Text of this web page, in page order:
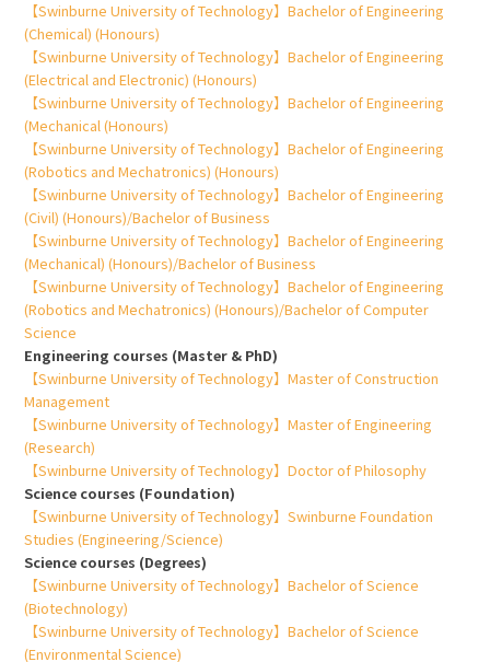
【Swinburne University of Technology】Bachelor of Engineering
(Chemical) (Honours)
【Swinburne University of Technology】Bachelor of Engineering
(Electrical and Electronic) (Honours)
【Swinburne University of Technology】Bachelor of Engineering
(Mechanical (Honours)
【Swinburne University of Technology】Bachelor of Engineering
(Robotics and Mechatronics) (Honours)
【Swinburne University of Technology】Bachelor of Engineering
(Civil) (Honours)/Bachelor of Business
【Swinburne University of Technology】Bachelor of Engineering
(Mechanical) (Honours)/Bachelor of Business
【Swinburne University of Technology】Bachelor of Engineering
(Robotics and Mechatronics) (Honours)/Bachelor of Computer
Science
Engineering courses (Master & PhD)
【Swinburne University of Technology】Master of Construction
Management
【Swinburne University of Technology】Master of Engineering
(Research)
【Swinburne University of Technology】Doctor of Philosophy
Science courses (Foundation)
【Swinburne University of Technology】Swinburne Foundation
Studies (Engineering/Science)
Science courses (Degrees)
【Swinburne University of Technology】Bachelor of Science
(Biotechnology)
【Swinburne University of Technology】Bachelor of Science
(Environmental Science)